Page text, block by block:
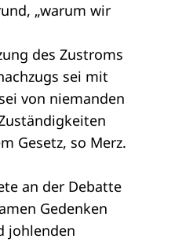
„warum wir
des Zustroms
sei mit
von niemanden
Gesetz, so Merz.
an der Debatte
Gedenken
johlenden